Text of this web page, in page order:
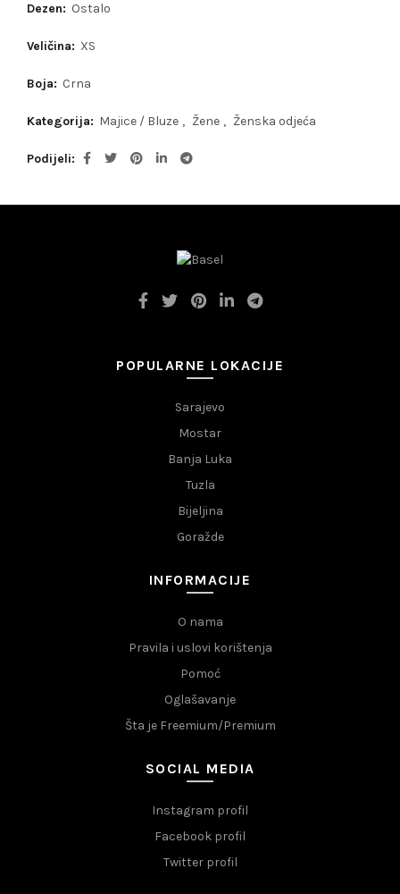
Dezen: Ostalo
Veličina: XS
Boja: Crna
Kategorija: Majice / Bluze , Žene , Ženska odjeća
Podijeli
POPULARNE LOKACIJE
Sarajevo
Mostar
Banja Luka
Tuzla
Bijeljina
Goražde
INFORMACIJE
O nama
Pravila i uslovi korištenja
Pomoć
Oglašavanje
Šta je Freemium/Premium
SOCIAL MEDIA
Instagram profil
Facebook profil
Twitter profil